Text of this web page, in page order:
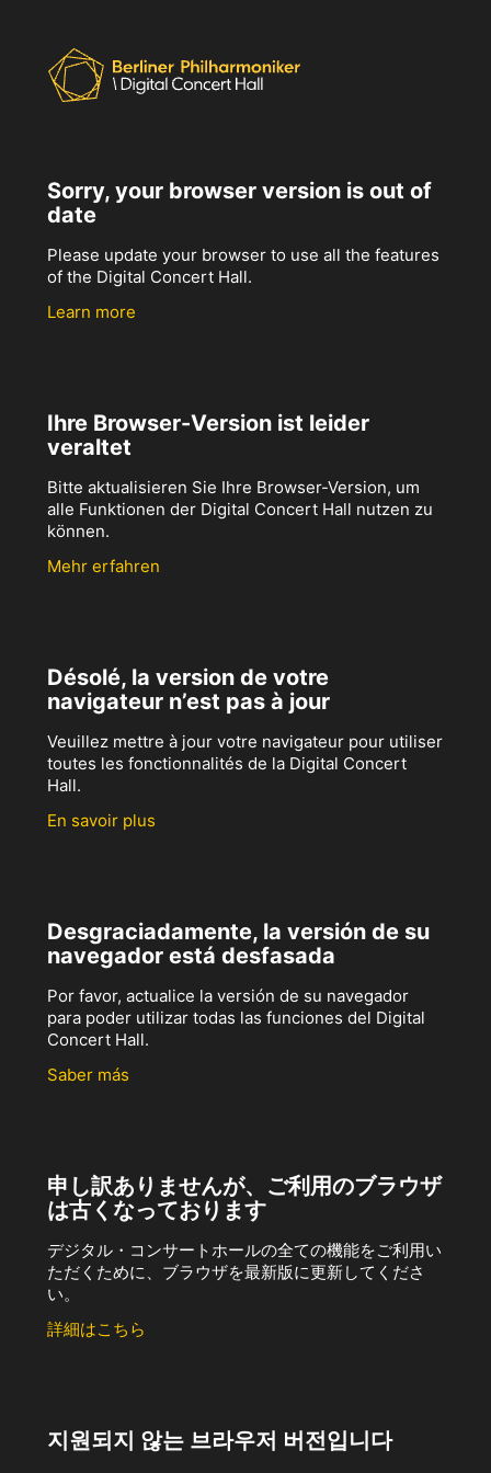
Sorry, your browser version is out of
date
Please update your browser to use all the features
of the Digital Concert Hall.
Learn more
Ihre Browser-Version ist leider
veraltet
Bitte aktualisieren Sie Ihre Browser-Version, um
alle Funktionen der Digital Concert Hall nutzen zu
können.
Mehr erfahren
Désolé, la version de votre
navigateur n’est pas à jour
Veuillez mettre à jour votre navigateur pour utiliser
toutes les fonctionnalités de la Digital Concert
Hall.
En savoir plus
Desgraciadamente, la versión de su
navegador está desfasada
Por favor, actualice la versión de su navegador
para poder utilizar todas las funciones del Digital
Concert Hall.
Saber más
申し訳ありませんが、ご利用のブラウザ
は古くなっております
デジタル・コンサートホールの全ての機能をご利用い
ただくために、ブラウザを最新版に更新してくださ
い。
詳細はこちら
지원되지 않는 브라우저 버전입니다